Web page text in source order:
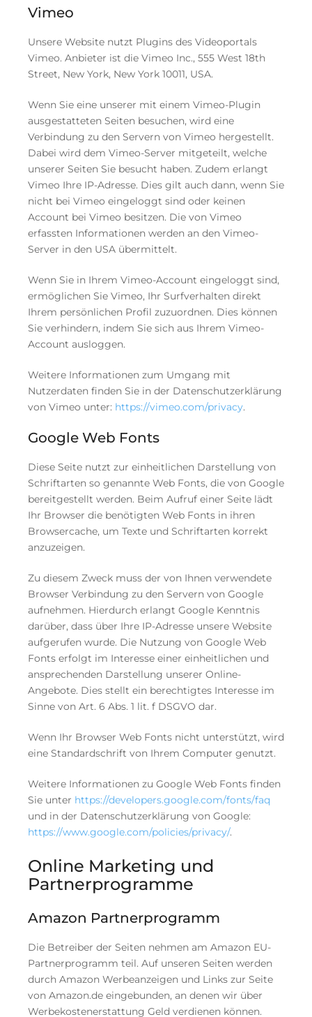
Vimeo
Unsere Website nutzt Plugins des Videoportals
Vimeo. Anbieter ist die Vimeo Inc., 555 West 18th
Street, New York, New York 10011, USA.
Wenn Sie eine unserer mit einem Vimeo-Plugin
ausgestatteten Seiten besuchen, wird eine
Verbindung zu den Servern von Vimeo hergestellt.
Dabei wird dem Vimeo-Server mitgeteilt, welche
unserer Seiten Sie besucht haben. Zudem erlangt
Vimeo Ihre IP-Adresse. Dies gilt auch dann, wenn Sie
nicht bei Vimeo eingeloggt sind oder keinen
Account bei Vimeo besitzen. Die von Vimeo
erfassten Informationen werden an den Vimeo-
Server in den USA übermittelt.
Wenn Sie in Ihrem Vimeo-Account eingeloggt sind,
ermöglichen Sie Vimeo, Ihr Surfverhalten direkt
Ihrem persönlichen Profil zuzuordnen. Dies können
Sie verhindern, indem Sie sich aus Ihrem Vimeo-
Account ausloggen.
Weitere Informationen zum Umgang mit
Nutzerdaten finden Sie in der Datenschutzerklärung
von Vimeo unter: https://vimeo.com/privacy.
Google Web Fonts
Diese Seite nutzt zur einheitlichen Darstellung von
Schriftarten so genannte Web Fonts, die von Google
bereitgestellt werden. Beim Aufruf einer Seite lädt
Ihr Browser die benötigten Web Fonts in ihren
Browsercache, um Texte und Schriftarten korrekt
anzuzeigen.
Zu diesem Zweck muss der von Ihnen verwendete
Browser Verbindung zu den Servern von Google
aufnehmen. Hierdurch erlangt Google Kenntnis
darüber, dass über Ihre IP-Adresse unsere Website
aufgerufen wurde. Die Nutzung von Google Web
Fonts erfolgt im Interesse einer einheitlichen und
ansprechenden Darstellung unserer Online-
Angebote. Dies stellt ein berechtigtes Interesse im
Sinne von Art. 6 Abs. 1 lit. f DSGVO dar.
Wenn Ihr Browser Web Fonts nicht unterstützt, wird
eine Standardschrift von Ihrem Computer genutzt.
Weitere Informationen zu Google Web Fonts finden
Sie unter https://developers.google.com/fonts/faq
und in der Datenschutzerklärung von Google:
https://www.google.com/policies/privacy/.
Online Marketing und
Partnerprogramme
Amazon Partnerprogramm
Die Betreiber der Seiten nehmen am Amazon EU-
Partnerprogramm teil. Auf unseren Seiten werden
durch Amazon Werbeanzeigen und Links zur Seite
von Amazon.de eingebunden, an denen wir über
Werbekostenerstattung Geld verdienen können.